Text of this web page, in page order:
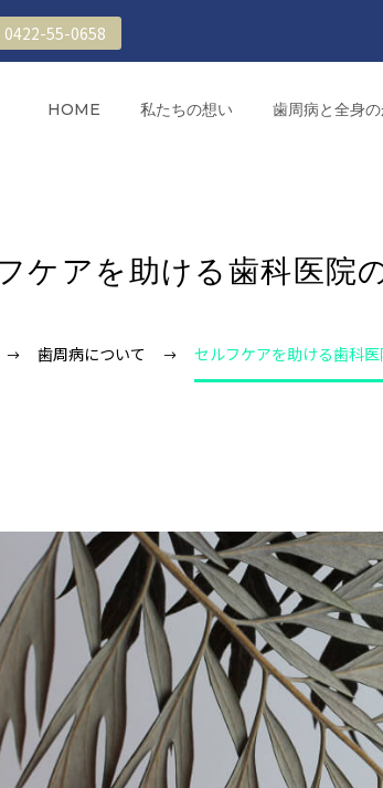
0422-55-0658
HOME 私たちの想い 歯周病と全身
ケアを助ける歯科医院
歯周病について セルフケアを助ける歯科